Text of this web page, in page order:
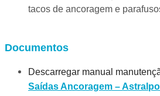
tacos de ancoragem e
Documentos
Descarregar manual
Saídas Ancoragem –